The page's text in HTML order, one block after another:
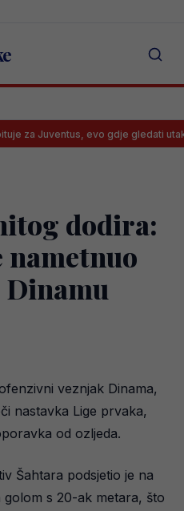
evo gdje gledati utakmicu i
dodira:
nametnuo
Dinamu
veznjak Dinama,
nastavka Lige prvaka,
od ozljeda.
Šahtara podsjetio je na
s 20-ak metara, što